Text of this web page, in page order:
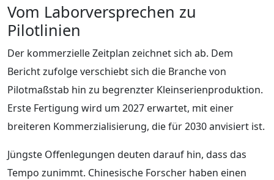
Vom Laborversprechen zu
Pilotlinien
Der kommerzielle Zeitplan zeichnet sich ab. Dem
Bericht zufolge verschiebt sich die Branche von
Pilotmaßstab hin zu begrenzter Kleinserienproduktion.
Erste Fertigung wird um 2027 erwartet, mit einer
breiteren Kommerzialisierung, die für 2030 anvisiert ist.
Jüngste Offenlegungen deuten darauf hin, dass das
Tempo zunimmt. Chinesische Forscher haben einen